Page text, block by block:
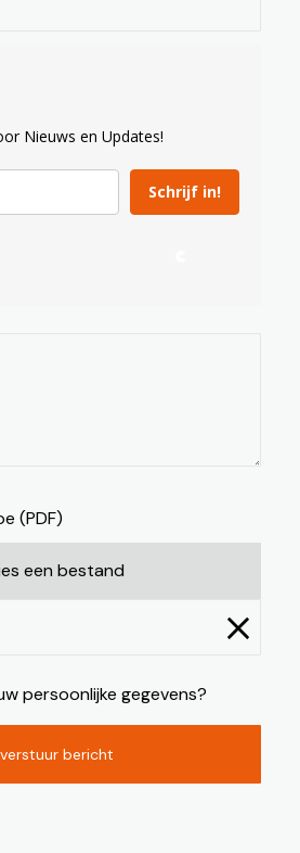
Nieuws en Updates!
Schrijf in!
(PDF)
een bestand
persoonlijke gegevens?